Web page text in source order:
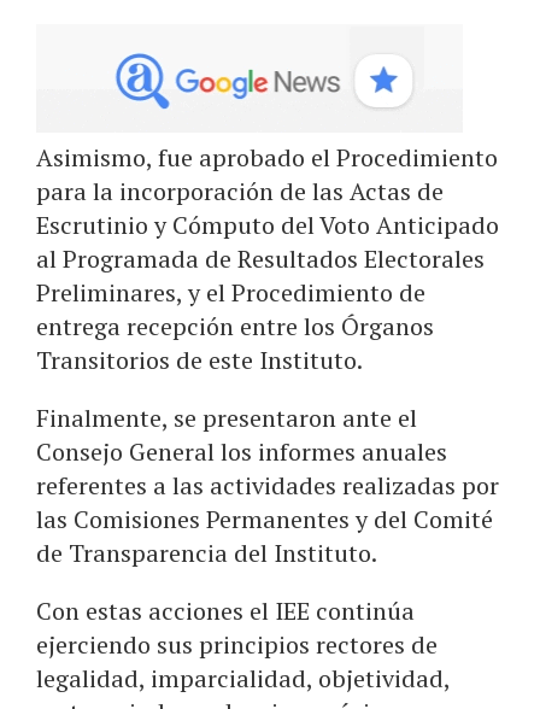
Asimismo, fue aprobado el Procedimiento
para la incorporación de las Actas de
Escrutinio y Cómputo del Voto Anticipado
al Programada de Resultados Electorales
Preliminares, y el Procedimiento de
entrega recepción entre los Órganos
Transitorios de este Instituto.
Finalmente, se presentaron ante el
Consejo General los informes anuales
referentes a las actividades realizadas por
las Comisiones Permanentes y del Comité
de Transparencia del Instituto.
Con estas acciones el IEE continúa
ejerciendo sus principios rectores de
legalidad, imparcialidad, objetividad,